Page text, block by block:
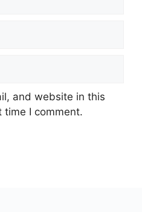
and website in this
time I comment.